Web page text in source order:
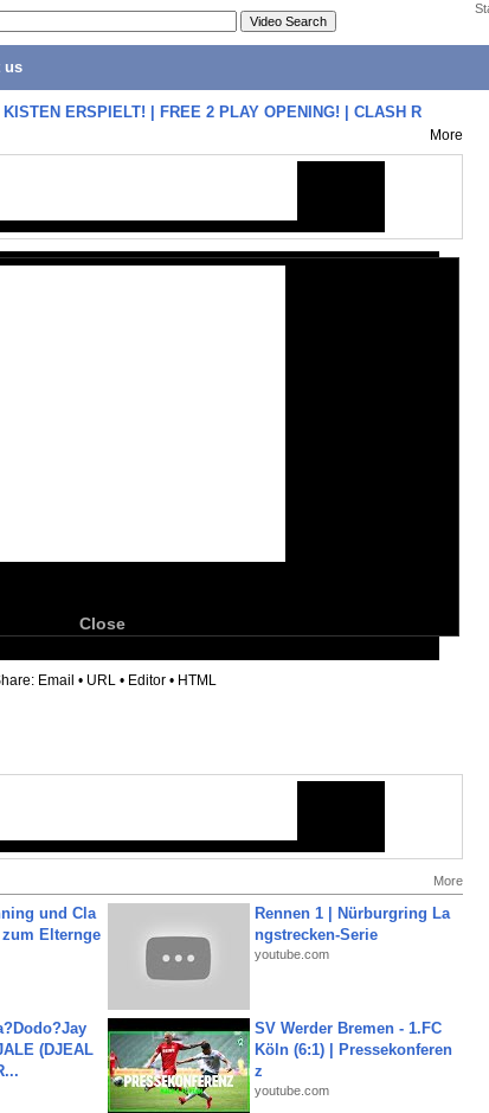
us
ERSPIELT! | FREE 2 PLAY OPENING! | CLASH R
More
Close
Email • URL • Editor • HTML
More
und Cla
Elternge
Rennen 1 | Nürburgring La
ngstrecken-Serie
youtube.com
(DJEAL
SV Werder Bremen - 1.FC
Köln (6:1) | Pressekonferen
z
youtube.com